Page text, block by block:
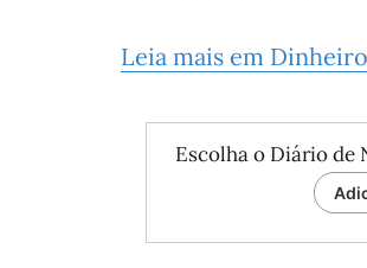
Leia mais em
Escolha o Diário de